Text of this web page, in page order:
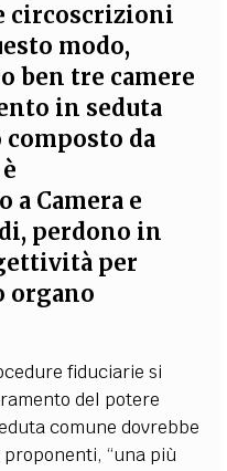
circoscrizioni
modo,
ben tre camere
in seduta
composto da
Camera e
perdono in
per
organo
fiduciarie si
del potere
comune dovrebbe
“una più